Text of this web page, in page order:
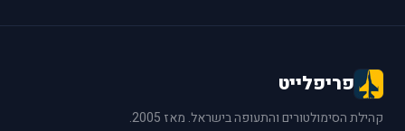
פריפלייט
קהילת הסימולטורים והתעופה בישראל. מאז 2005.